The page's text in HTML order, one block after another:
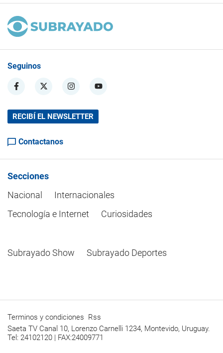
Seguinos
RECIBÍ EL NEWSLETTER
Contactanos
Secciones
Nacional
Internacionales
Tecnología e Internet
Curiosidades
Subrayado Show Subrayado Deportes
Terminos y condiciones Rss
Saeta TV Canal 10, Lorenzo Carnelli 1234, Montevido, Uruguay.
Tel: 24102120 | FAX:24009771